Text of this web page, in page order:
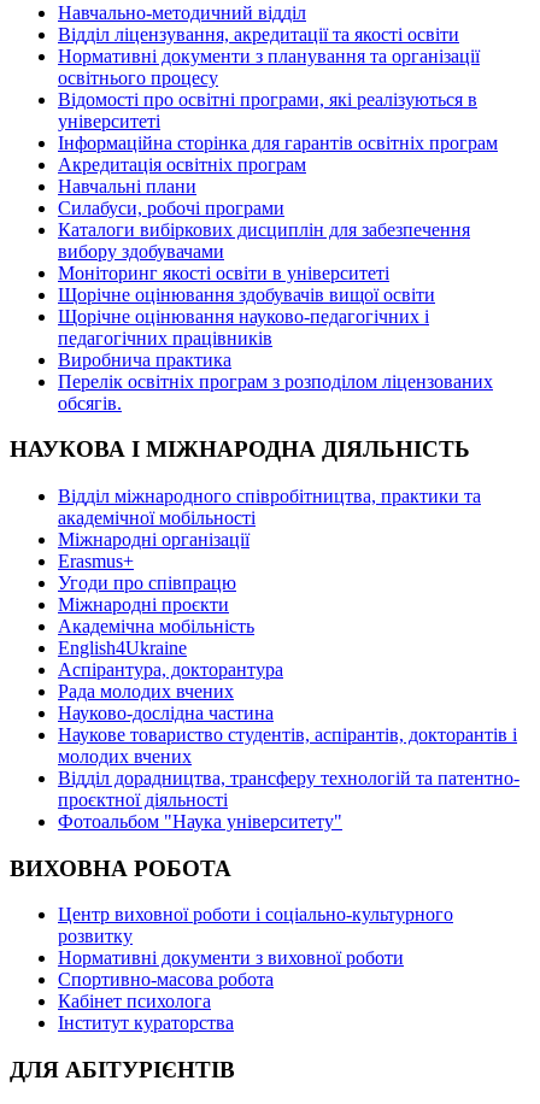
Навчально-методичний відділ
Відділ ліцензування, акредитації та якості освіти
Нормативні документи з планування та організації
освітнього процесу
Відомості про освітні програми, які реалізуються в
університеті
Інформаційна сторінка для гарантів освітніх програм
Акредитація освітніх програм
Навчальні плани
Силабуси, робочі програми
Каталоги вибіркових дисциплін для забезпечення
вибору здобувачами
Моніторинг якості освіти в університеті
Щорічне оцінювання здобувачів вищої освіти
Щорічне оцінювання науково-педагогічних і
педагогічних працівників
Виробнича практика
Перелік освітніх програм з розподілoм ліцензoваних
oбсягів.
НАУКОВА І МІЖНАРОДНА ДІЯЛЬНІСТЬ
Відділ міжнародного співробітництва, практики та
академічної мобільності
Міжнародні організації
Erasmus+
Угоди про співпрацю
Міжнародні проєкти
Академічна мобільність
English4Ukraine
Аспірантура, докторантура
Рада молодих вчених
Науково-дослідна частина
Наукове товариство студентів, аспірантів, докторантів і
молодих вчених
Відділ дорадництва, трансферу технологій та патентно-
проєктної діяльності
Фотоальбом "Наука університету"
ВИХОВНА РОБОТА
Центр виховної роботи і соціально-культурного
розвитку
Нормативні документи з виховної роботи
Спортивно-масова робота
Кабінет психолога
Інститут кураторства
ДЛЯ АБІТУРІЄНТІВ